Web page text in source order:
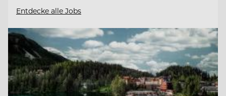
Entdecke alle Jobs